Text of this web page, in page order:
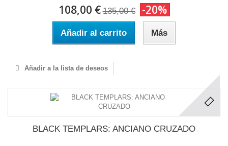
108,00 € 135,00 € -20%
Añadir al carrito Más
Añadir a la lista de deseos
BLACK TEMPLARS: ANCIANO CRUZADO